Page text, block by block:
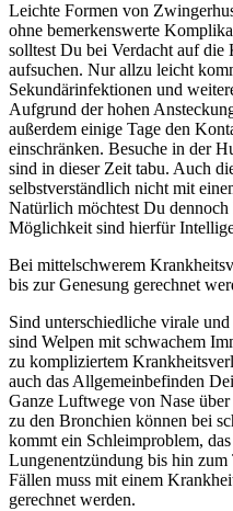
Leichte Formen von
ohne bemerkenswerte
solltest Du bei Verdacht auf
aufsuchen. Nur allzu leicht
Sekundärinfektionen und
Aufgrund der hohen
außerdem einige Tage den
einschränken. Besuche in der
sind in dieser Zeit tabu. Auch
selbstverständlich nicht mit
Natürlich möchtest Du
Möglichkeit sind hierfür
Bei mittelschwerem
bis zur Genesung gerechnet
Sind unterschiedliche virale
sind Welpen mit schwachem
zu kompliziertem
auch das Allgemeinbefinden
Ganze Luftwege von Nase
zu den Bronchien können bei
kommt ein Schleimproblem,
Lungenentzündung bis hin
Fällen muss mit einem
gerechnet werden.